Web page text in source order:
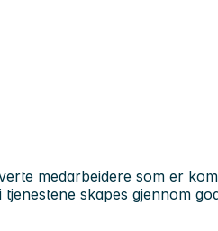
medarbeidere som er
skapes gjennom